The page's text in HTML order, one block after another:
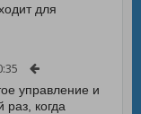
для
управление и
когда